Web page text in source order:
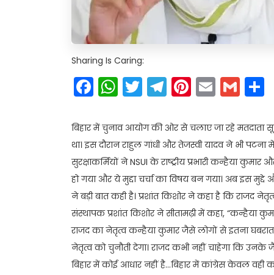
Sharing Is Caring:
Facebook
WhatsApp
Twitter
Telegram
Pinterest
Email
बिहार में चुनाव आयोग की ओर से चलाए जा रहे
था। इस दौरान राहुल गांधी और तेजस्वी यादव ने भी पटना
सुरक्षाकर्मियों ने NSUI के राष्ट्रीय प्रभारी कन्हैया
हो गया और ये मुद्दा चर्चा का विषय बन गया। अब इस
ने बड़ी बात कही है। प्रशांत किशोर ने कहा है कि राजद
संस्थापक प्रशांत किशोर ने सीतामढ़ी में कहा, “कन्हैया
राजद का नेतृत्व कन्हैया कुमार जैसे लोगों से इतना
नेतृत्व को चुनौती देगा। राजद कभी नहीं चाहेगा कि उनके
बिहार में कोई आधार नहीं है…बिहार में कांग्रेस केवल वही